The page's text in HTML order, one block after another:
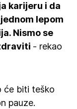
karijeru i da
lepom
Nismo se
- rekao
će biti teško
pauze.